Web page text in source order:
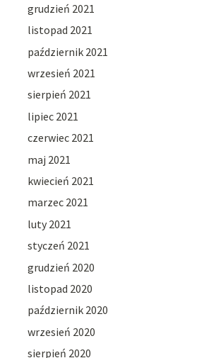
grudzień 2021
listopad 2021
październik 2021
wrzesień 2021
sierpień 2021
lipiec 2021
czerwiec 2021
maj 2021
kwiecień 2021
marzec 2021
luty 2021
styczeń 2021
grudzień 2020
listopad 2020
październik 2020
wrzesień 2020
sierpień 2020